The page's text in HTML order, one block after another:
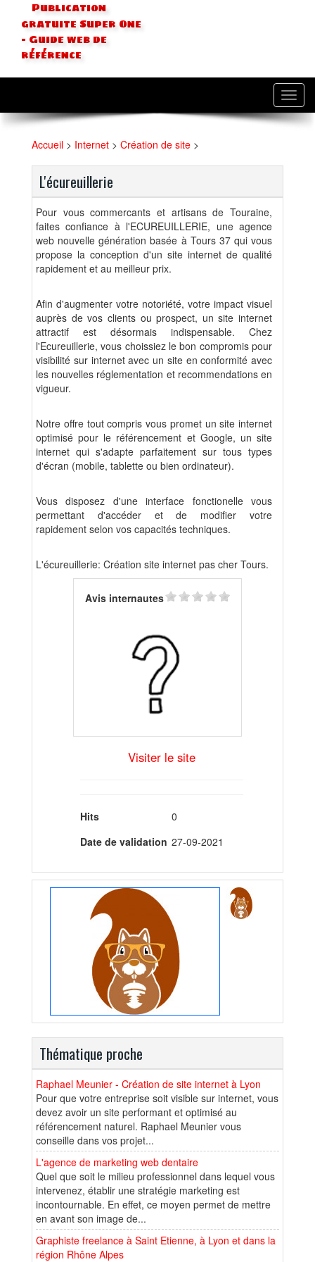
Publication
gratuite Super One
- Guide web de
référence
Accueil > Internet > Création de site >
L'écureuillerie
Pour vous commercants et artisans de Touraine,
faites confiance à l'ECUREUILLERIE, une agence
web nouvelle génération basée à Tours 37 qui vous
propose la conception d'un site internet de qualité
rapidement et au meilleur prix.
Afin d'augmenter votre notoriété, votre impact visuel
auprès de vos clients ou prospect, un site internet
attractif est désormais indispensable. Chez
l'Ecureuillerie, vous choissiez le bon compromis pour
visibilité sur internet avec un site en conformité avec
les nouvelles réglementation et recommendations en
vigueur.
Notre offre tout compris vous promet un site internet
optimisé pour le référencement et Google, un site
internet qui s'adapte parfaitement sur tous types
d'écran (mobile, tablette ou bien ordinateur).
Vous disposez d'une interface fonctionelle vous
permettant d'accéder et de modifier votre
rapidement selon vos capacités techniques.
L'écureuillerie: Création site internet pas cher Tours.
Avis internautes
Visiter le site
Hits
0
Date de validation 27-09-2021
Thématique proche
Raphael Meunier - Création de site internet à Lyon
Pour que votre entreprise soit visible sur internet, vous
devez avoir un site performant et optimisé au
référencement naturel. Raphael Meunier vous
conseille dans vos projet...
L'agence de marketing web dentaire
Quel que soit le milieu professionnel dans lequel vous
intervenez, établir une stratégie marketing est
incontournable. En effet, ce moyen permet de mettre
en avant son image de...
Graphiste freelance à Saint Etienne, à Lyon et dans la
région Rhône Alpes